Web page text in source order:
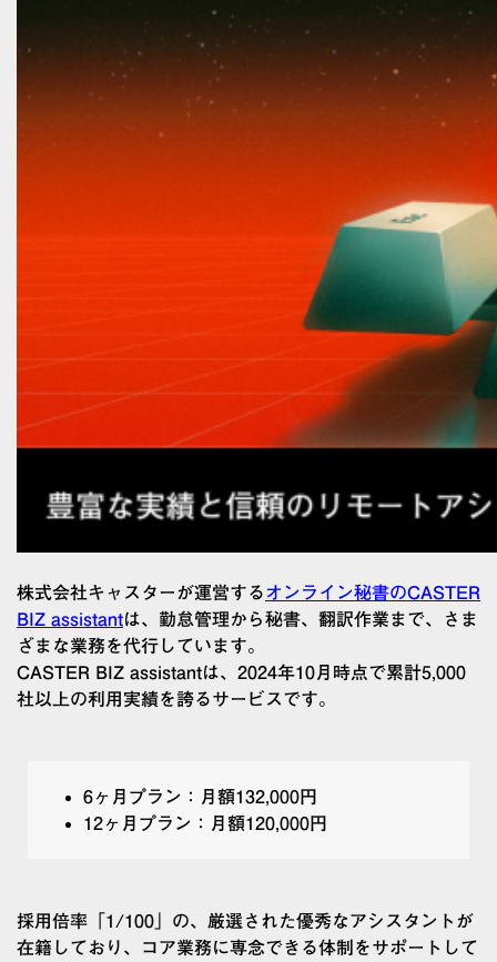
株式会社キャスターが運営する オンライン秘書のCASTER
BIZ assistantは、勤怠管理から秘書、翻訳作業まで、さま
ざまな業務を代行しています。
CASTER BIZ assistantは、2024年10月時点で累計5,000
社以上の利用実績を誇るサービスです。
6ヶ月プラン：月額132,000円
12ヶ月プラン：月額120,000円
採用倍率「1/100」の、厳選された優秀なアシスタントが
在籍しており、コア業務に専念できる体制をサポートして